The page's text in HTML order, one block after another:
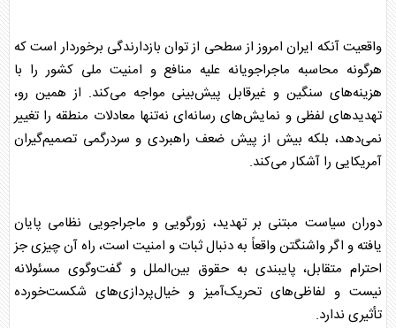
واقعیت آنکه ایران امروز از سطحی از توان بازدارندگی برخوردار است که
هرگونه محاسبه ماجراجویانه علیه منافع و امنیت ملی کشور را با
هزینه‌های سنگین و غیرقابل پیش‌بینی مواجه می‌کند. از همین رو،
تهدیدهای لفظی و نمایش‌های رسانه‌ای نه‌تنها معادلات منطقه را تغییر
نمی‌دهد، بلکه بیش از پیش ضعف راهبردی و سردرگمی تصمیم‌گیران
آمریکایی را آشکار می‌کند.
دوران سیاست مبتنی بر تهدید، زورگویی و ماجراجویی نظامی پایان
یافته و اگر واشنگتن واقعاً به دنبال ثبات و امنیت است، راه آن چیزی جز
احترام متقابل، پایبندی به حقوق بین‌الملل و گفت‌وگوی مسئولانه
نیست و لفاظی‌های تحریک‌آمیز و خیال‌پردازی‌های شکست‌خورده
تأثیری ندارد.